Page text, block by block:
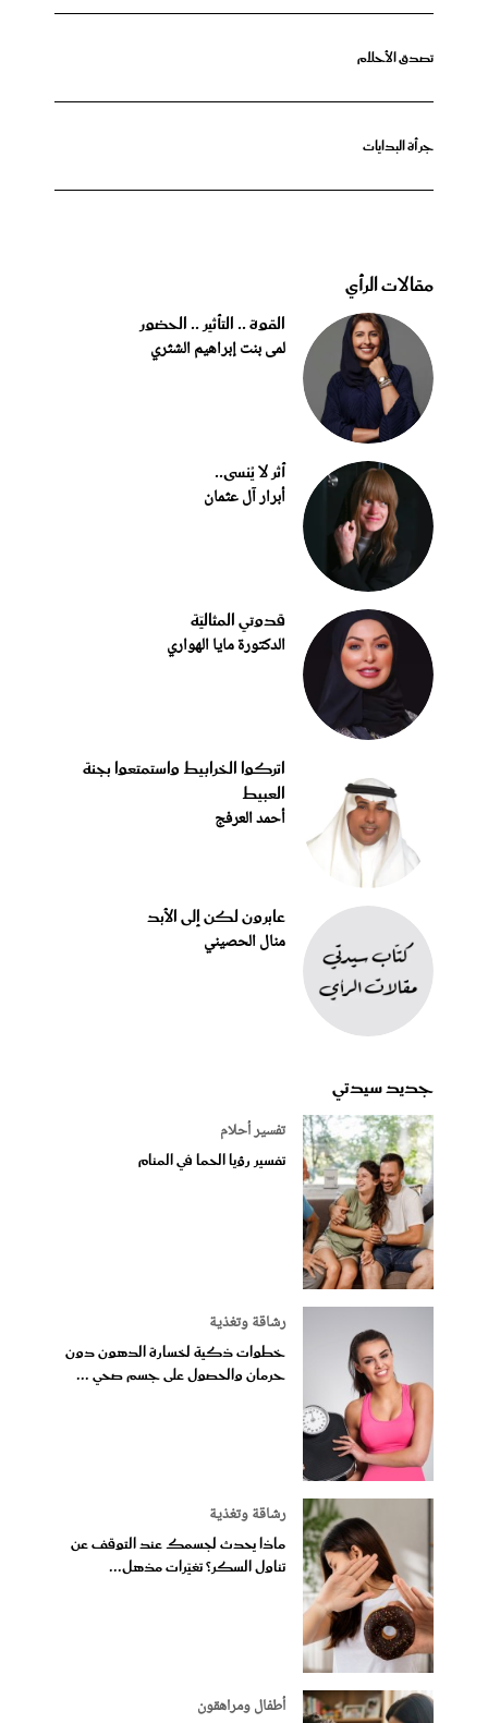
تصدق الأحلام
جرأة البدايات
مقالات الرأي
القوة .. التأثير .. الحضور
لمى بنت إبراهيم الشثري
أثر لا يُنسى..
أبرار آل عثمان
قدوتي المثاليّة
الدكتورة مايا الهواري
اتركوا الخرابيط واستمتعوا بجنة
العبيط
أحمد العرفج
عابرون لكن إلى الأبد
منال الحصيني
جديد سيدتي
تفسير أحلام
تفسير رؤيا الحما في المنام
رشاقة وتغذية
خطوات ذكية لخسارة الدهون دون
حرمان والحصول على جسم صحي ...
رشاقة وتغذية
ماذا يحدث لجسمك عند التوقف عن
تناول السكر؟ تغيّرات مذهل...
أطفال ومراهقون